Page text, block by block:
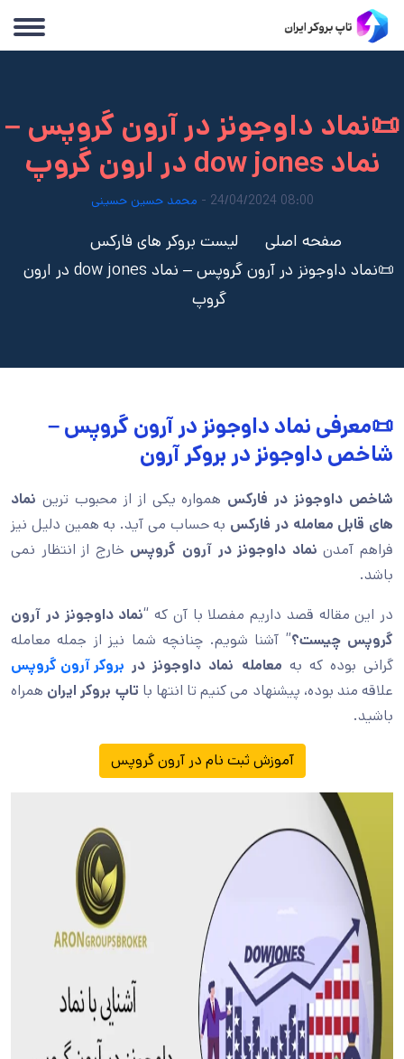
📜نماد داوجونز در آرون گروپس –
نماد dow jones در ارون گروپ
08:00 24/04/2024 - محمد حسین حسینی
صفحه اصلی
لیست بروکر های فارکس
📜نماد داوجونز در آرون گروپس – نماد dow jones در ارون
گروپ
📜معرفی نماد داوجونز در آرون گروپس –
شاخص داوجونز در بروکر آرون
شاخص داوجونز در فارکس همواره یکی از از محبوب ترین نماد
های قابل معامله در فارکس به حساب می آید. به همین دلیل نیز
فراهم آمدننماد داوجونز در آرون گروپس خارج از انتظار نمی
باشد.
در این مقاله قصد داریم مفصلا با آن که “نماد داوجونز در آرون
گروپس چیست؟” آشنا شویم. چنانچه شما نیز از جمله معامله
گرانی بوده که به معامله نماد داوجونز در بروکر آرون گروپس
علاقه مند بوده، پیشنهاد می کنیم تا انتها با تاپ بروکر ایران همراه
باشید.
آموزش ثبت نام در آرون گروپس